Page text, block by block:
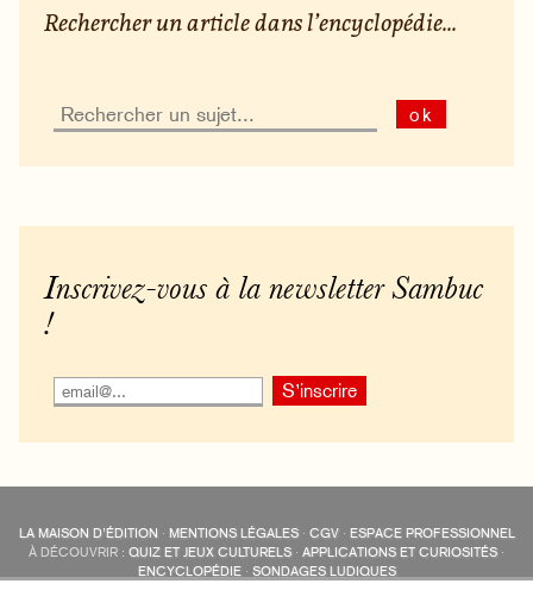
Rechercher un article dans l’encyclopédie...
ok
Inscrivez-vous à la newsletter Sambuc
!
LA MAISON D’ÉDITION · MENTIONS LÉGALES· CGV· ESPACE PROFESSIONNEL
À DÉCOUVRIR : QUIZ ET JEUX CULTURELS · APPLICATIONS ET CURIOSITÉS ·
ENCYCLOPÉDIE· SONDAGES LUDIQUES